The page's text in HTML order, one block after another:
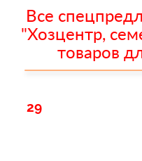
Все
"Хозцентр,
товаров
29